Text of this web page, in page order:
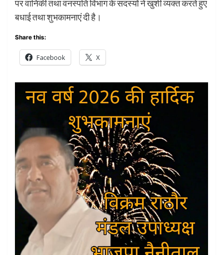
पर वानिकी तथा वनस्पति विभाग के सदस्यों ने खुशी व्यक्त करते हुए
बधाई तथा शुभकामनाएं दी है।
Share this:
Facebook X